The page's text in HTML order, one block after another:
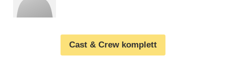
Cast & Crew komplett